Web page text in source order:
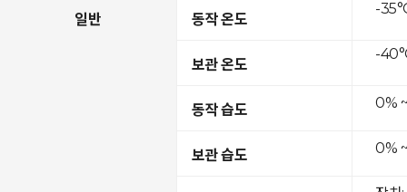
일반 동작 온도
보관 온도
동작 습도
보관 습도
-
-
0%
0%